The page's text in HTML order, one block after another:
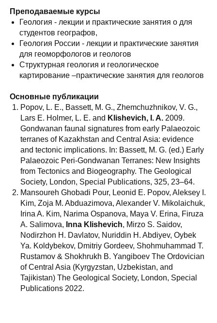
Преподаваемые курсы
Геология - лекции и практические занятия о для
студентов географов,
Геология России - лекции и практические занятия
для геоморфологов и геологов
Структурная геология и геологическое
картирование –практические занятия для геологов
Основные публикации
Popov, L. E., Bassett, M. G., Zhemchuzhnikov, V. G.,
Lars E. Holmer, L. E. and Klishevich, I. A. 2009.
Gondwanan faunal signatures from early Palaeozoic
terranes of Kazakhstan and Central Asia: evidence
and tectonic implications. In: Bassett, M. G. (ed.) Early
Palaeozoic Peri-Gondwanan Terranes: New Insights
from Tectonics and Biogeography. The Geological
Society, London, Special Publications, 325, 23–64.
Mansoureh Ghobadi Pour, Leonid E. Popov, Aleksey I.
Kim, Zoja M. Abduazimova, Alexander V. Mikolaichuk,
Irina A. Kim, Narima Ospanova, Maya V. Erina, Firuza
A. Salimova, Inna Klishevich, Mirzo S. Saidov,
Nodirzhon H. Davlatov, Nuriddin H. Abdiyev, Oybek
Ya. Koldybekov, Dmitriy Gordeev, Shohmuhammad T.
Rustamov & Shokhrukh B. Yangiboev The Ordovician
of Central Asia (Kyrgyzstan, Uzbekistan, and
Tajikistan) The Geological Society, London, Special
Publications 2022.